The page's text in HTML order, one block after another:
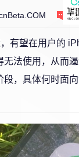
0
有望在用户的
法使用，从而
，具体何时面